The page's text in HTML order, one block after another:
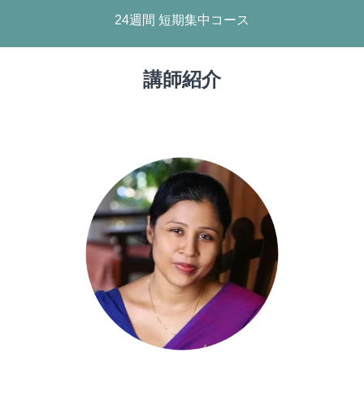
24週間 短期集中コース
講師紹介